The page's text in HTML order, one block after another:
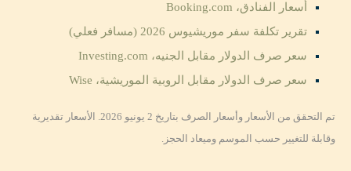
أسعار الفنادق، Booking.com
تقرير تكلفة سفر موريشيوس 2026 (مسافر فعلي)
سعر صرف الدولار مقابل الجنيه، Investing.com
سعر صرف الدولار مقابل الروبية الموريشية، Wise
تم التحقق من الأسعار وأسعار الصرف بتاريخ 2 يونيو 2026. الأسعار تقديرية
وقابلة للتغيير حسب الموسم وميعاد الحجز.